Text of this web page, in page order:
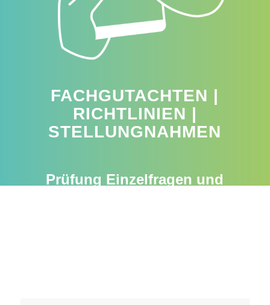
FACHGUTACHTEN |
RICHTLINIEN |
STELLUNGNAHMEN
Prüfung Einzelfragen und